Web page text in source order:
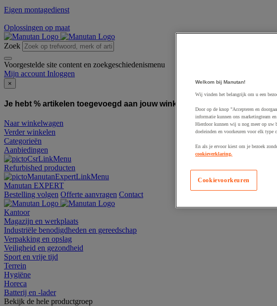
Eigen montagedienst
Oplossingen op maat
Zoek
Voorgestelde site content en zoekgeschiedenismenu
Mijn account Inloggen
×
Je hebt % artikelen toegevoegd aan jouw winkelwagen:
Naar winkelwagen
Verder winkelen
Categorieën
Aanbiedingen
Refurbished producten
Manutan EXPERT
Bestelling volgen Offerte aanvragen Contact
Kantoor
Magazijn en werkplaats
Industriële benodigdheden en gereedschap
Verpakking en opslag
Veiligheid en gezondheid
Sport en vrije tijd
Terrein
Hygiëne
Horeca
Batterij en -lader
Bekijk de hele productgroep
Welkom bij Manutan!
Wij vinden het belangrijk om u een
Door op de knop "Accepteren en
informatie kunnen ons marketingteam
Hierdoor kunnen wij u nog meer op uw
doeleinden en voorkeuren voor elk
En als je ervoor kiest om je bezoek
cookieverklaring.
Cookievoorkeuren